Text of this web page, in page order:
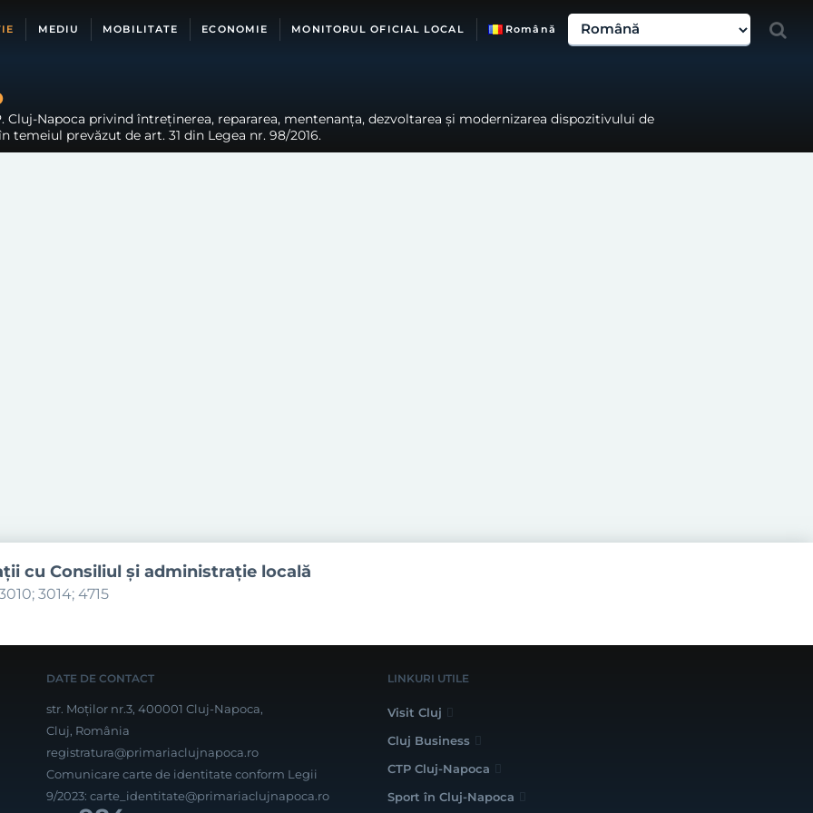
MEDIU MOBILITATE ECONOMIE MONITORUL OFICIAL LOCAL Română
Napoca privind întreținerea, repararea, mentenanța, dezvoltarea și modernizarea dispozitivului de
prevăzut de art. 31 din Legea nr. 98/2016.
cu Consiliul şi administraţie locală
3014; 4715
DATE DE CONTACT
str. Moților nr.3, 400001 Cluj-Napoca,
Cluj, România
registratura@primariaclujnapoca.ro
Comunicare carte de identitate conform Legii
9/2023: carte_identitate@primariaclujnapoca.ro
LINKURI UTILE
Visit Cluj
Cluj Business
CTP Cluj-Napoca
Sport în Cluj-Napoca